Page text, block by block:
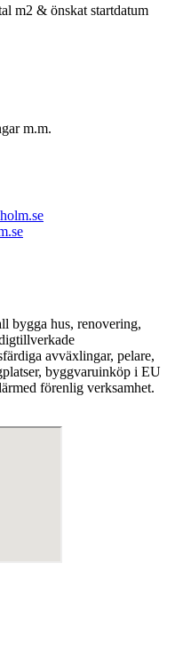
m2 & önskat startdatum
m.m.
bygga hus, renovering,
avväxlingar, pelare,
byggvaruinköp i EU
förenlig verksamhet.